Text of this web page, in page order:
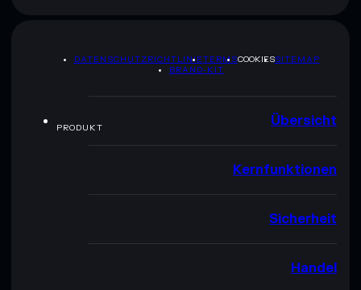
DATENSCHUTZRICHTLINIETERMSCOOKIESSITEMAP
BRAND-KIT
PRODUKT Übersicht
Kernfunktionen
Sicherheit
Handel